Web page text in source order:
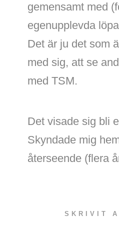
gemensamt med
egenupplevda
Det är ju det som
med sig, att se
med TSM.
Det visade sig bli
Skyndade mig
återseende (flera
SKRIVIT